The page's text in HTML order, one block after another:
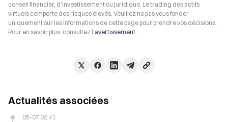
conseil financier, d’investissement ou juridique. Le trading des actifs
virtuels comporte des risques élevés. Veuillez ne pas vous fonder
uniquement sur les informations de cette page pour prendre vos décisions.
Pour en savoir plus, consultez l’avertissement.
Actualités associées
05-07 02:41